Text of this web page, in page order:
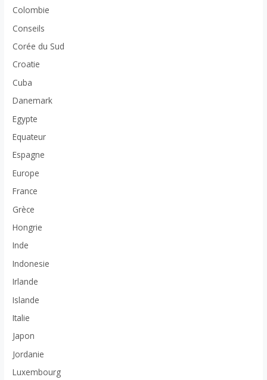
Colombie
Conseils
Corée du Sud
Croatie
Cuba
Danemark
Egypte
Equateur
Espagne
Europe
France
Grèce
Hongrie
Inde
Indonesie
Irlande
Islande
Italie
Japon
Jordanie
Luxembourg